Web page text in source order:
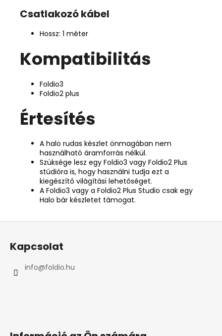
Csatlakozó kábel
Hossz: 1 méter
Kompatibilitás
Foldio3
Foldio2 plus
Értesítés
A halo rudas készlet önmagában nem
használható áramforrás nélkül.
Szüksége lesz egy Foldio3 vagy Foldio2 Plus
stúdióra is, hogy használni tudja ezt a
kiegészítő világítási lehetőséget.
A Foldio3 vagy a Foldio2 Plus Studio csak egy
Halo bár készletet támogat.
Kapcsolat
info@foldio.hu